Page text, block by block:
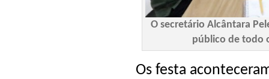
O secretário Alcântara
público de todo
Os festa